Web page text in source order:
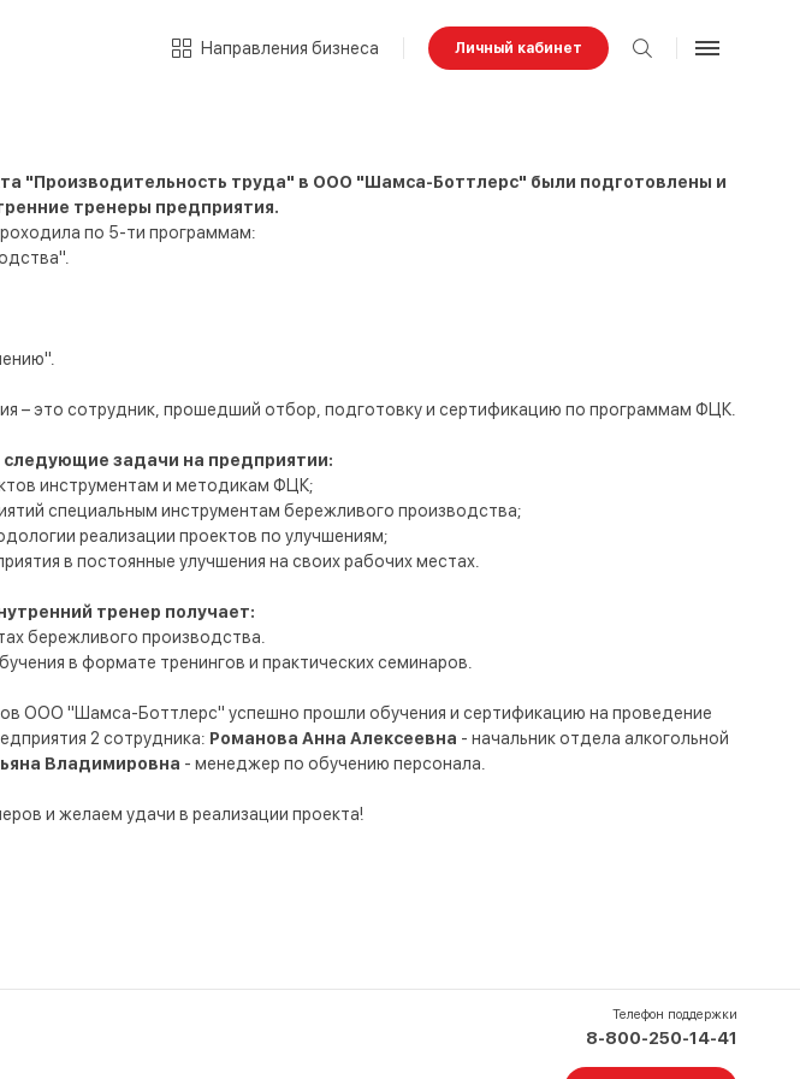
Направления бизнеса Личный кабинет
"Производительность труда" в ООО "Шамса-Боттлерс" были подготовлены и
тренеры предприятия.
по 5-ти программам:
– это сотрудник, прошедший отбор, подготовку и сертификацию по программам ФЦК.
задачи на предприятии:
инструментам и методикам ФЦК;
специальным инструментам бережливого производства;
реализации проектов по улучшениям;
в постоянные улучшения на своих рабочих местах.
тренер получает:
бережливого производства.
в формате тренингов и практических семинаров.
ООО "Шамса-Боттлерс" успешно прошли обучения и сертификацию на проведение
2 сотрудника: Романова Анна Алексеевна - начальник отдела алкогольной
Владимировна - менеджер по обучению персонала.
и желаем удачи в реализации проекта!
Телефон поддержки
8-800-250-14-41